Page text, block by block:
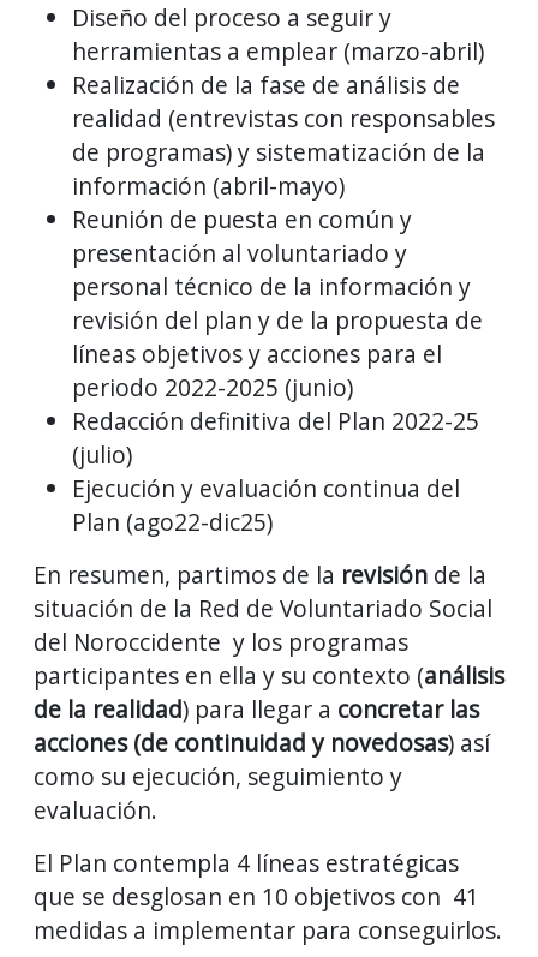
Diseño del proceso a seguir y
herramientas a emplear (marzo-abril)
Realización de la fase de análisis de
realidad (entrevistas con responsables
de programas) y sistematización de la
información (abril-mayo)
Reunión de puesta en común y
presentación al voluntariado y
personal técnico de la información y
revisión del plan y de la propuesta de
líneas objetivos y acciones para el
periodo 2022-2025 (junio)
Redacción definitiva del Plan 2022-25
(julio)
Ejecución y evaluación continua del
Plan (ago22-dic25)
En resumen, partimos de la revisión de la
situación de la Red de Voluntariado Social
del Noroccidente y los programas
participantes en ella y su contexto (análisis
de la realidad) para llegar a concretar las
acciones (de continuidad y novedosas) así
como su ejecución, seguimiento y
evaluación.
El Plan contempla 4 líneas estratégicas
que se desglosan en 10 objetivos con 41
medidas a implementar para conseguirlos.